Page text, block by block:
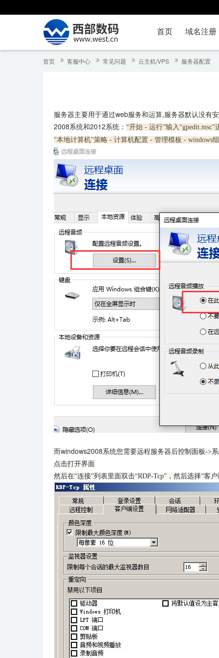
首页 域名注册
首页 客服中心 常见问题 云主机/VPS 服务器配置
服务器主要用于通过web服务和运算,服务器默认没有
2008系统和2012系统： “开始 - 运行”输入
"本地计算机"策略 - 计算机配置 - 管理模板 - windows
而windows2008系统您需要远程服务器后控制面板->
点击打开界面
然后在“连接”列表里面双击“RDP-Tcp”，然后选择“客